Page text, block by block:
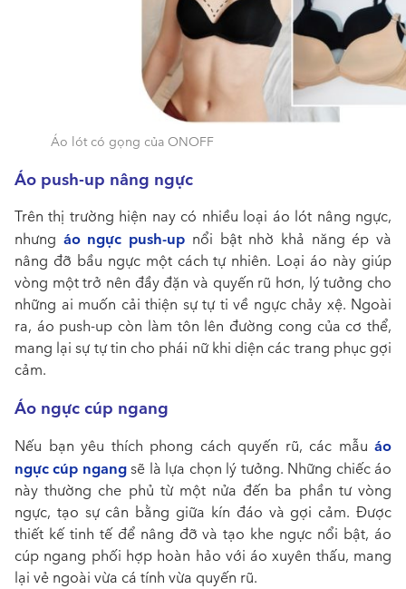
Áo lót có gọng của ONOFF
Áo push-up nâng ngực
Trên thị trường hiện nay có nhiều loại áo lót nâng ngực,
nhưng áo ngực push-up nổi bật nhờ khả năng ép và
nâng đỡ bầu ngực một cách tự nhiên. Loại áo này giúp
vòng một trở nên đầy đặn và quyến rũ hơn, lý tưởng cho
những ai muốn cải thiện sự tự ti về ngực chảy xệ. Ngoài
ra, áo push-up còn làm tôn lên đường cong của cơ thể,
mang lại sự tự tin cho phái nữ khi diện các trang phục gợi
cảm.
Áo ngực cúp ngang
Nếu bạn yêu thích phong cách quyến rũ, các mẫu áo
ngực cúp ngangsẽ là lựa chọn lý tưởng. Những chiếc áo
này thường che phủ từ một nửa đến ba phần tư vòng
ngực, tạo sự cân bằng giữa kín đáo và gợi cảm. Được
thiết kế tinh tế để nâng đỡ và tạo khe ngực nổi bật, áo
cúp ngang phối hợp hoàn hảo với áo xuyên thấu, mang
lại vẻ ngoài vừa cá tính vừa quyến rũ.